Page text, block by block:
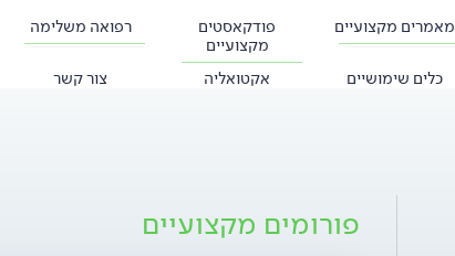
מאמרים מקצועיים
פודקאסטים
מקצועיים
רפואה משלימה
כלים שימושיים אקטואליה צור קשר
פורומים מקצועיים